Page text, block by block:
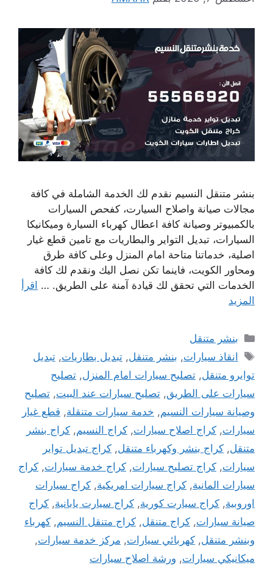
بنشر متنقل النسيم نقدم لك الخدمة الشاملة في كافة
مجالات صيانة واصلاح السيارت، كفحص السيارات
بالكمبيوتر وصيانة كافة اعطال كهرباء السيارة وميكانيكا
السيارات، تبديل التواير والبطاريات مع تامين قطع غيار
اصلية، خدماتنا متاحة امام المنزل وعلى كافة طرق
ومحاور الكويت، فاينما تكن نصل اليك ونقدم لك كافة
الخدمات التي تحقق لك قيادة آمنة على الطريق. … اقرأ
المزيد
التصنيفات
بنشر متنقل
الوسوم
انقاذ سيارات, بنشر متنقل,تبديل بطاريات,تبديل
توايرو متنقل, تصليح سيارات امام المنزل, تصليح
سيارات على الطريق, تصليح سيارات عند البيت, تصليح
وصيانة سيارات النسيم, خدمة سيارات متنقلة, قطع غيار
سيارات, كراج اصلاح سيارات, كراج النسيم, كراج بنشر
متنقل, كراج بنشر وكهرباء متنقل, كراج تبديل تواير
سيارات, كراج تصليح سيارات, كراج خدمة سيارات, كراج
سيارات المانية, كراج سيارات امريكية, كراج سيارات
اوروبية, كراج سيارت كورية, كراج سيارت يابانية, كراج
صيانة سيارات, كراج متنقل, كراج متنقل النسيم, كهرباء
وبنشر متنقل, كهربائي سيارات, مركز خدمة سيارات,
ميكانيكي سيارات, ورشة اصلاح سيارات